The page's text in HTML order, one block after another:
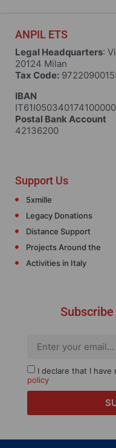
ANPIL ETS
Legal Headquarters:
20124 Milan
Tax Code:
IBAN
Postal Bank Account
42136200
Support Us
5xmille
Legacy Donations
Distance Support
Projects Around the
Activities in Italy
I declare that I have
policy